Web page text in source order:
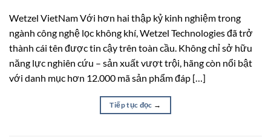
Wetzel VietNam Với hơn hai thập kỷ kinh nghiệm trong
ngành công nghệ lọc không khí, Wetzel Technologies đã trở
thành cái tên được tin cậy trên toàn cầu. Không chỉ sở hữu
năng lực nghiên cứu – sản xuất vượt trội, hãng còn nổi bật
với danh mục hơn 12.000 mã sản phẩm đáp […]
Tiếp tục đọc →